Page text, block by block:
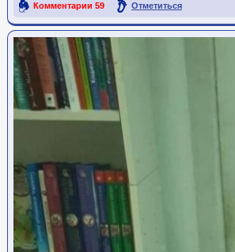
Комментарии 59 Отметиться
Ссылка на пост